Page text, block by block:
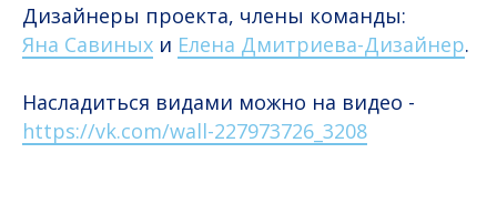
Дизайнеры проекта, члены команды:
Яна Савиных и Елена Дмитриева-Дизайнер.
Насладиться видами можно на видео -
https://vk.com/wall-227973726_3208